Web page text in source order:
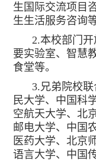
生国际交流项目
生生活服务咨询等
2.本校部门
要实验室、智慧
食堂等。
3.兄弟院校
民大学、中国科
空航天大学、北
邮电大学、中国
医药大学、北京
语言大学、中国